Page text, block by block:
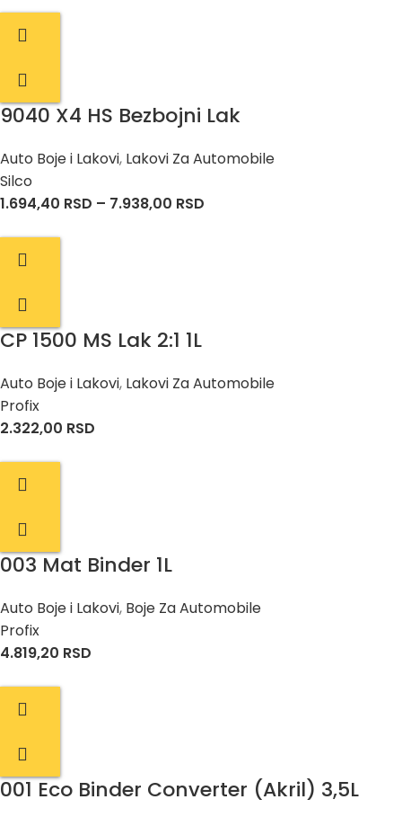
9040 X4 HS Bezbojni Lak
Auto Boje i Lakovi, Lakovi Za Automobile
Silco
1.694,40 RSD – 7.938,00 RSD
CP 1500 MS Lak 2:1 1L
Auto Boje i Lakovi, Lakovi Za Automobile
Profix
2.322,00 RSD
003 Mat Binder 1L
Auto Boje i Lakovi, Boje Za Automobile
Profix
4.819,20 RSD
001 Eco Binder Converter (Akril) 3,5L